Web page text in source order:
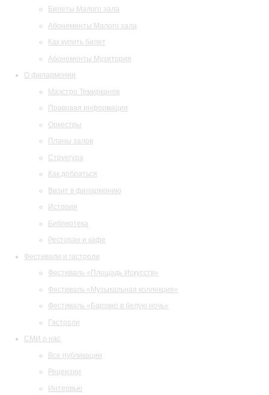
Билеты Малого зала
Абонементы Малого зала
Как купить билет
Абонементы Музитория
О филармонии
Маэстро Темирканов
Правовая информация
Оркестры
Планы залов
Структура
Как добраться
Визит в филармонию
История
Библиотека
Ресторан и кафе
Фестивали и гастроли
Фестиваль «Площадь Искусств»
Фестиваль «Музыкальная коллекция»
Фестиваль «Барокко в белую ночь»
Гастроли
СМИ о нас
Все публикации
Рецензии
Интервью